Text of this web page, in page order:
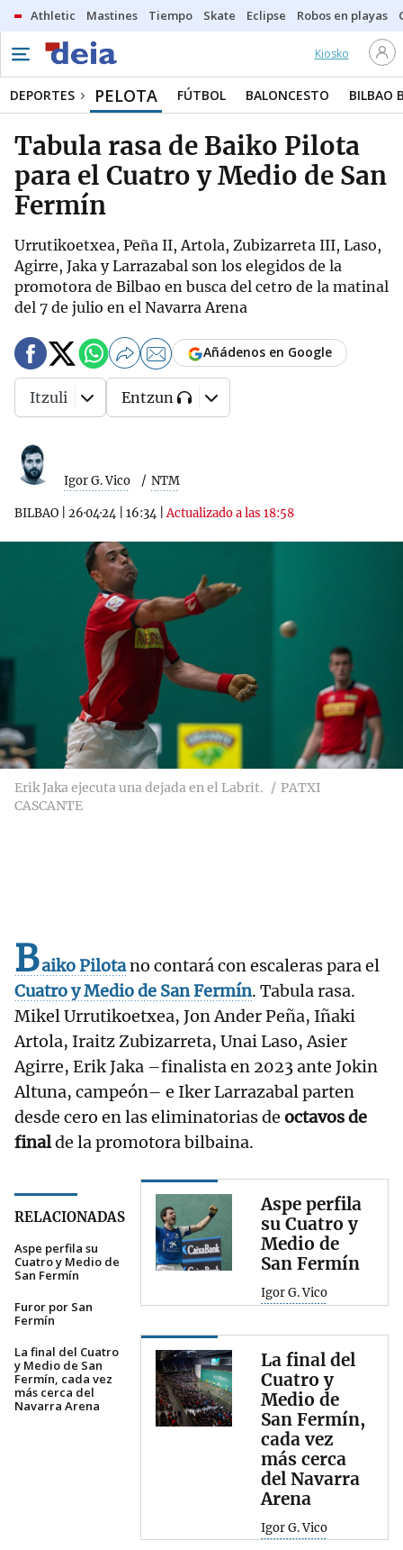
Athletic Mastines Tiempo Skate Eclipse Robos en playas
Kiosko
DEPORTES PELOTA FÚTBOL BALONCESTO BILBAO
Tabula rasa de Baiko Pilota
para el Cuatro y Medio de San
Fermín
Urrutikoetxea, Peña II, Artola, Zubizarreta III, Laso,
Agirre, Jaka y Larrazabal son los elegidos de la
promotora de Bilbao en busca del cetro de la matinal
del 7 de julio en el Navarra Arena
Igor G. Vico NTM
BILBAO 26·04·24 16:34 |Actualizado a las 18:58
Añádenos en Google
Itzuli Entzun
Erik Jaka ejecuta una dejada en el Labrit.
PATXI
CASCANTE
Baiko Pilotano contará con escaleras para el
Cuatro y Medio de San Fermín. Tabula rasa.
Mikel Urrutikoetxea, Jon Ander Peña, Iñaki
Artola, Iraitz Zubizarreta, Unai Laso, Asier
Agirre, Erik Jaka –finalista en 2023 ante Jokin
Altuna, campeón– e Iker Larrazabal parten
desde cero en las eliminatorias de octavos de
finalde la promotora bilbaina.
RELACIONADAS
Aspe perfila su
Cuatro y Medio de
San Fermín
Furor por San
Fermín
La final del Cuatro
y Medio de San
Fermín, cada vez
más cerca del
Navarra Arena
Aspe perfila
su Cuatro y
Medio de
San Fermín
Igor G. Vico
La final del
Cuatro y
Medio de
San Fermín,
cada vez
más cerca
del Navarra
Arena
Igor G. Vico